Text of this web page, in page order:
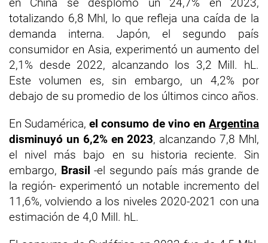
totalizando 6,8 Mhl, lo que refleja una caída de la
demanda interna. Japón, el segundo país
consumidor en Asia, experimentó un aumento del
2,1% desde 2022, alcanzando los 3,2 Mill. hL.
Este volumen es, sin embargo, un 4,2% por
debajo de su promedio de los últimos cinco años.
En Sudamérica,el consumo de vino enArgentina
disminuyó un 6,2% en 2023, alcanzando 7,8 Mhl,
el nivel más bajo en su historia reciente. Sin
embargo, Brasil-el segundo país más grande de
la región- experimentó un notable incremento del
11,6%, volviendo a los niveles 2020-2021 con una
estimación de 4,0 Mill. hL.